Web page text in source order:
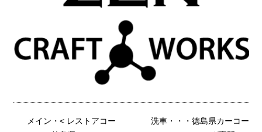
メイン ・< レストアコー
洗車・・・徳島県カーコー